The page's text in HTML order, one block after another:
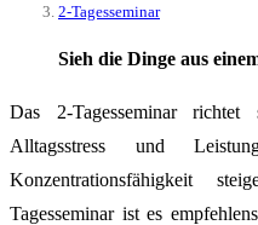
2-Tagesseminar
Sieh die Dinge aus
Das 2-Tagesseminar
Alltagsstress und
Konzentrationsfähigkeit
Tagesseminar ist es